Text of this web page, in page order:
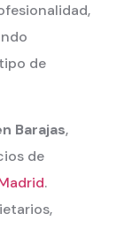
de
Barajas,
de
.